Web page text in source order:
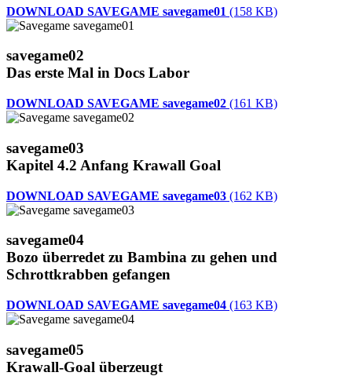
DOWNLOAD SAVEGAME savegame01 (158 KB)
savegame02
Das erste Mal in Docs Labor
DOWNLOAD SAVEGAME savegame02 (161 KB)
savegame03
Kapitel 4.2 Anfang Krawall Goal
DOWNLOAD SAVEGAME savegame03 (162 KB)
savegame04
Bozo überredet zu Bambina zu gehen und
Schrottkrabben gefangen
DOWNLOAD SAVEGAME savegame04 (163 KB)
savegame05
Krawall-Goal überzeugt